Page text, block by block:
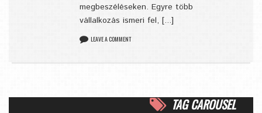
megbeszéléseken. Egyre több
vállalkozás ismeri fel, [...]
LEAVE A COMMENT
TAG CAROUSEL